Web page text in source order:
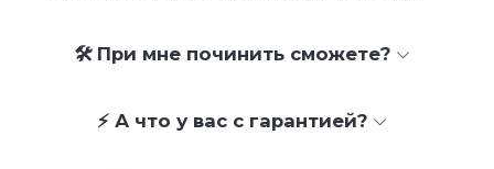
🛠 При мне починить сможете?
⚡ А что у вас с гарантией?